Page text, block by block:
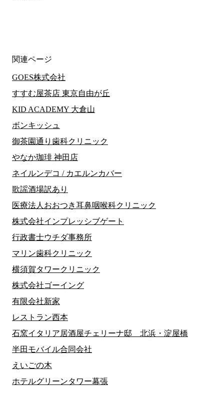
関連ページ
GOES株式会社
すすむ屋茶店 東京自由が丘
KID ACADEMY 大倉山
ボンキッシュ
御茶園通り歯科クリニック
やなか珈琲 神田店
ネイルンデコ / カエルンカバー
歌謡酒場訳あり
医療法人おおつき耳鼻咽喉科クリニック
株式会社インプレッシブゲート
行政書士ウチダ事務所
マリン歯科クリニック
横須賀タワークリニック
株式会社ゴーイング
有限会社新家
レストラン西本
石窯イタリア居酒屋チェリーナ邸 北浜・淀屋橋
半田モバイル合同会社
えいごの木
ホテルグリーンタワー幕張